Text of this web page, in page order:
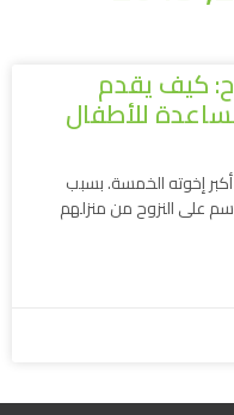
كيف يقدم
للأطفال
العمر 12 عاماً هو أكبر إخوته الخمسة. بسبب
على النزوح من منزلهم